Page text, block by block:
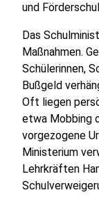
und
Das
Maßnahmen.
Schülerinnen,
Bußgeld
Oft liegen
etwa Mobbing
vorgezogene
Ministerium
Lehrkräften